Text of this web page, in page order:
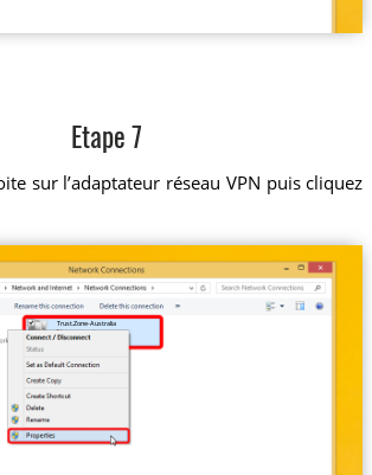
Etape 7
sur l’adaptateur réseau VPN puis cliquez
Trust.Zone-Australia